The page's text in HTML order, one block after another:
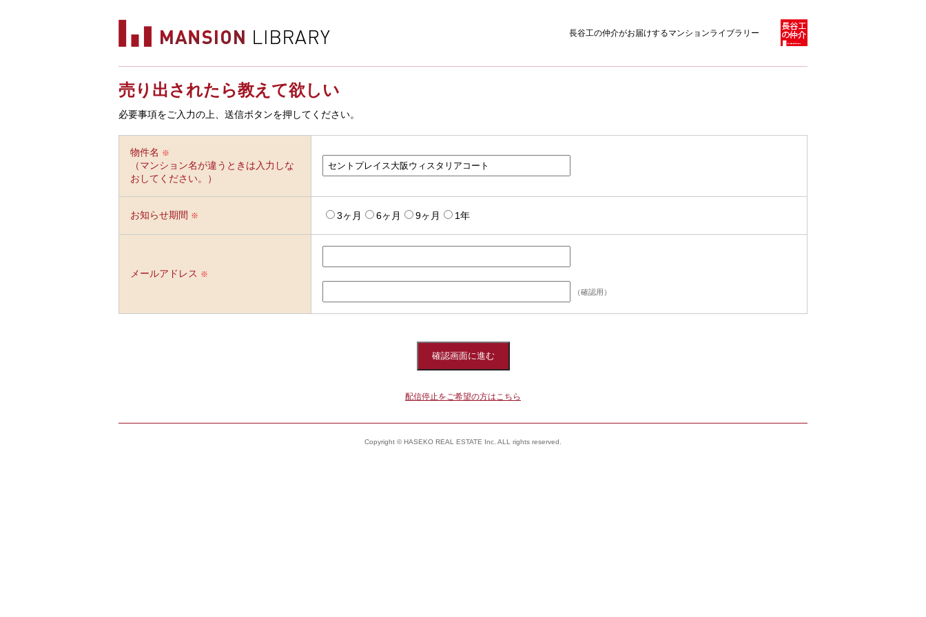
長谷工の仲介がお届けするマンションライブラリー
売り出されたら教えて欲しい
必要事項をご入力の上、送信ボタンを押してください。
物件名 ※
（マンション名が違うときは入力しな
おしてください。）
お知らせ期間 ※ 3ヶ月 6ヶ月 9ヶ月 1年
メールアドレス ※
（確認用）
配信停止をご希望の方はこちら
Copyright © HASEKO REAL ESTATE Inc. ALL rights reserved.